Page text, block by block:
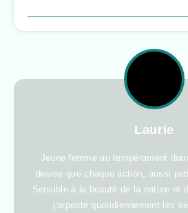
Laurie
Jeune femme au tempérament
devise que chaque action, aussi
Sensible à la beauté de la nature et
j'arpente quotidiennement les